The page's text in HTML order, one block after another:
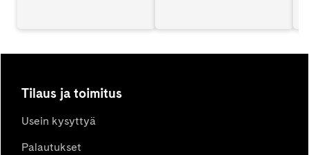
Tilaus ja toimitus
Usein kysyttyä
Palautukset